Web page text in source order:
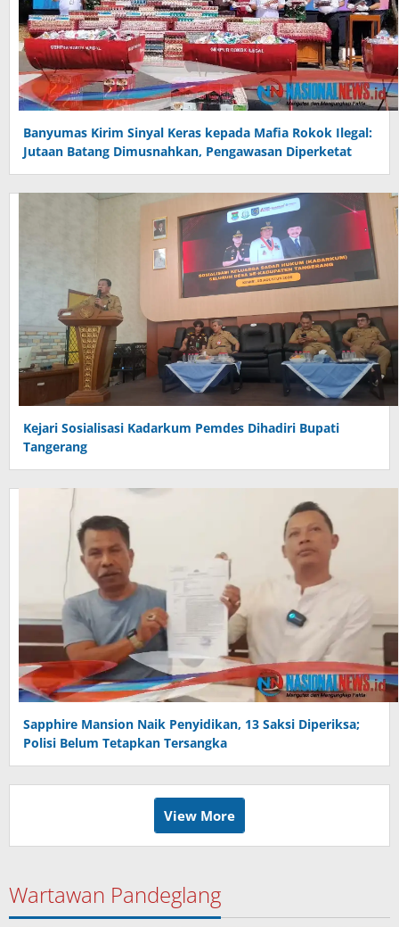
Banyumas Kirim Sinyal Keras kepada Mafia Rokok Ilegal:
Jutaan Batang Dimusnahkan, Pengawasan Diperketat
Kejari Sosialisasi Kadarkum Pemdes Dihadiri Bupati
Tangerang
Sapphire Mansion Naik Penyidikan, 13 Saksi Diperiksa;
Polisi Belum Tetapkan Tersangka
View More
Wartawan Pandeglang